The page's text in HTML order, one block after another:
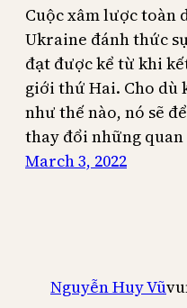
Cuộc xâm lược toàn
Ukraine đánh thức
đạt được kể từ khi
giới thứ Hai. Cho dù
như thế nào, nó sẽ
thay đổi những
March 3, 2022
Nguyễn Huy Vũ